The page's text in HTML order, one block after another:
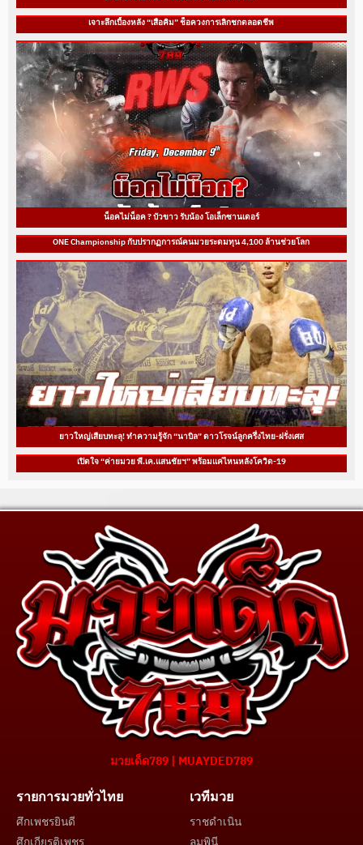
เจาะลึกเบื้องหลัง “เสือคิม” ช็อควงการเลิกชกตลอดชีพ
น็อคไม่น็อค ? บัวขาว รับน้อง โอเล็กซานเดอร์
ONE Championship กับปรากฏการณ์คนมวยระดมทุน 4,100 ล้านช่วยโลก
ยาวใหญ่เสียบทะลุ! ทำความรู้จัก “นาบิล” ดาวโรจน์ลูกครึ่งไทย-ฝรั่งเศส
เปิดใจ “ค่ายมวย พี.เค.แสนชัยฯ” พร้อมแค่ไหนหลังโควิด-19
มวยเด็ด789 | MUAYDED789
รายการมวยทั่วไทย
ศึกเพชรยินดี
เวทีมวย
ราชดำเนิน